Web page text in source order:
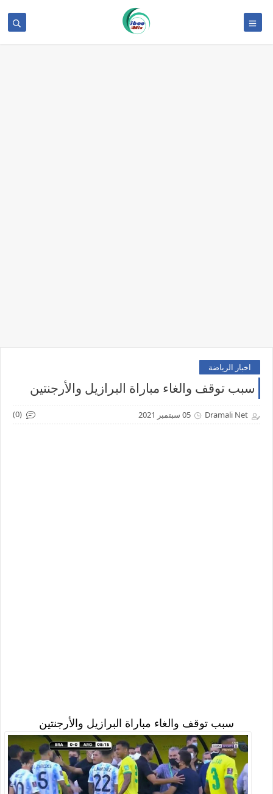
اخبار الرياضة
سبب توقف والغاء مباراة البرازيل والأرجنتين
Dramali Net 05 سبتمبر 2021 (0)
سبب توقف والغاء مباراة البرازيل والأرجنتين